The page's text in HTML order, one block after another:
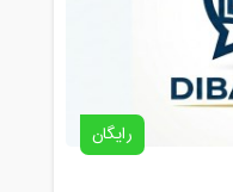
رایگان